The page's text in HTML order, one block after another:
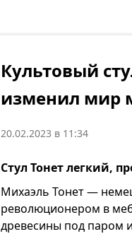
Культовый
изменил мир
20.02.2023 в 11:34
Стул Тонет легкий,
Михаэль Тонет —
революционером в
древесины под паром